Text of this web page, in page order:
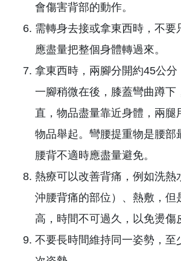
直，物品盡量靠近身體，兩腿
物品舉起。彎腰提重物是腰部
腰背不適時應盡量避免。
熱療可以改善背痛，例如洗熱
沖腰背痛的部位）、熱敷，但
高，時間不可過久，以免燙傷
不要長時間維持同一姿勢，至
次姿勢。
避免體重過重，因為體重如果
前移，會造成背肌與脊椎的負
持體重在理想範圍內。
適當的運動如游泳、舉啞鈴鍛